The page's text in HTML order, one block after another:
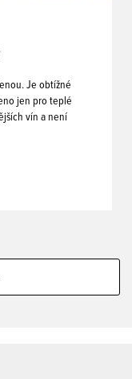
Je obtížné
jen pro teplé
vín a není